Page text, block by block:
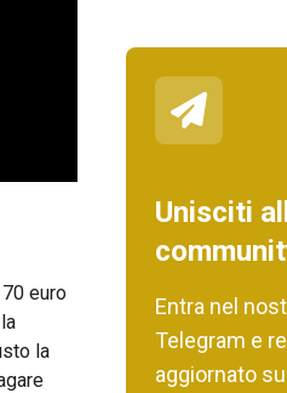
euro
la
Unisciti
Entra nel
Telegram e
aggiornato